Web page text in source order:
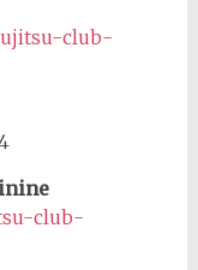
club-
club-